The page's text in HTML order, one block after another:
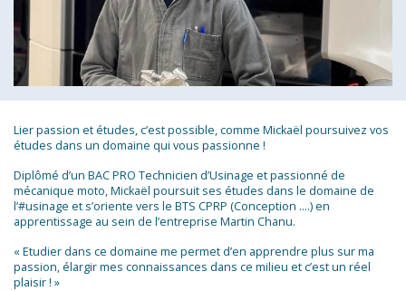
Lier passion et études, c’est possible, comme Mickaël poursuivez vos
études dans un domaine qui vous passionne !
Diplômé d’un BAC PRO Technicien d’Usinage et passionné de
mécanique moto, Mickaël poursuit ses études dans le domaine de
l’#usinage et s’oriente vers le BTS CPRP (Conception ….) en
apprentissage au sein de l’entreprise Martin Chanu.
« Etudier dans ce domaine me permet d’en apprendre plus sur ma
passion, élargir mes connaissances dans ce milieu et c’est un réel
plaisir ! »